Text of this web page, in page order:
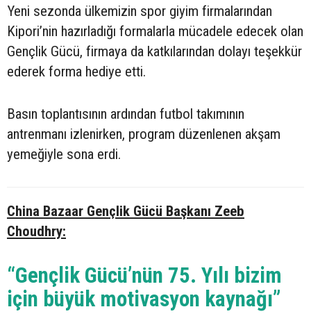
Yeni sezonda ülkemizin spor giyim firmalarından
Kipori’nin hazırladığı formalarla mücadele edecek olan
Gençlik Gücü, firmaya da katkılarından dolayı teşekkür
ederek forma hediye etti.
Basın toplantısının ardından futbol takımının
antrenmanı izlenirken, program düzenlenen akşam
yemeğiyle sona erdi.
China Bazaar Gençlik Gücü Başkanı Zeeb
Choudhry:
“Gençlik Gücü’nün 75. Yılı bizim
için büyük motivasyon kaynağı”